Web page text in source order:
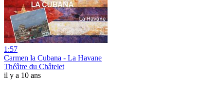
1:57
Carmen la Cubana - La Havane
Théâtre du Châtelet
il y a 10 ans